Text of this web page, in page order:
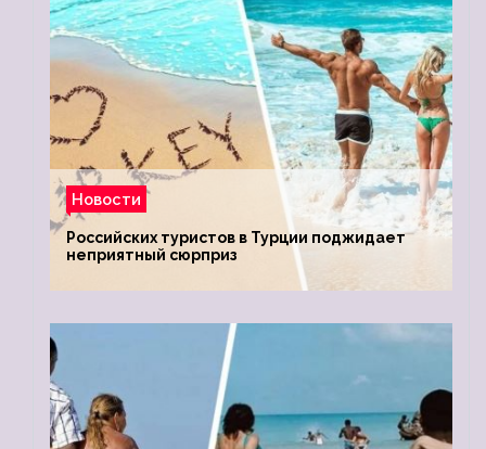
Новости
Российских туристов в Турции поджидает
неприятный сюрприз